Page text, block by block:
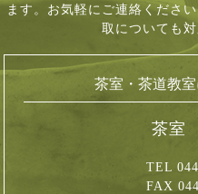
ます。お気軽にご連絡ください
取についても対
茶室・茶道教
茶室
TEL
FAX